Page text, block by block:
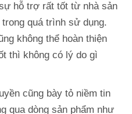
hỗ trợ rất tốt từ nhà sản
quá trình sử dụng.
không thể hoàn thiện
thì không có lý do gì
cũng bày tỏ niềm tin
qua dòng sản phẩm như